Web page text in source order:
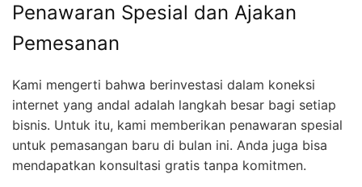
Penawaran Spesial dan Ajakan
Pemesanan
Kami mengerti bahwa berinvestasi dalam koneksi
internet yang andal adalah langkah besar bagi setiap
bisnis. Untuk itu, kami memberikan penawaran spesial
untuk pemasangan baru di bulan ini. Anda juga bisa
mendapatkan konsultasi gratis tanpa komitmen.